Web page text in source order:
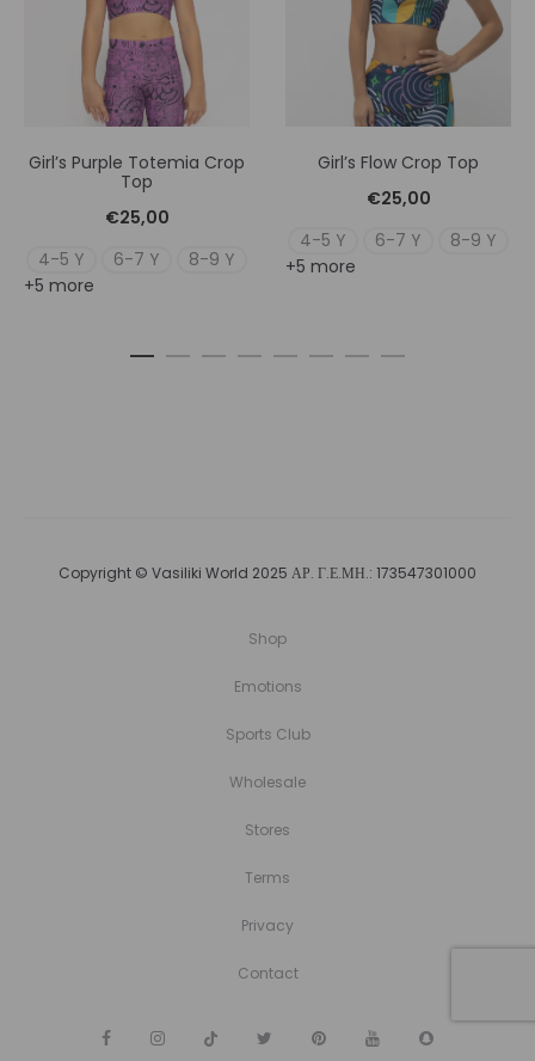
Girl’s Purple Totemia Crop
Top
€25,00
4-5 Y
6-7 Y
8-9 Y
+5 more
Girl’s Flow Crop Top
€25,00
4-5 Y
6-7 Y
8-9 Y
+5 more
Copyright © Vasiliki World 2025 ΑΡ. Γ.Ε.ΜΗ.: 173547301000
Shop
Emotions
Sports Club
Wholesale
Stores
Terms
Privacy
Contact
I